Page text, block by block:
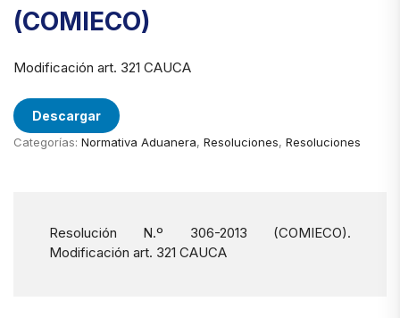
(COMIECO)
Modificación art. 321 CAUCA
Descargar
Categorías: Normativa Aduanera, Resoluciones, Resoluciones
Resolución N.º 306-2013 (COMIECO).
Modificación art. 321 CAUCA